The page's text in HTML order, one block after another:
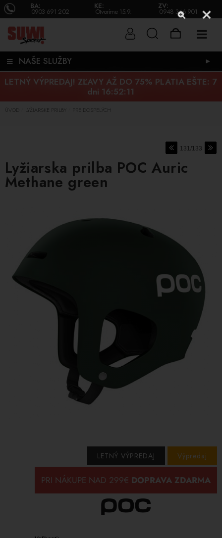
BA:
0903 691 202
KE:
Otvoríme 15.9.
ZV:
0948 346 901
NAŠE SLUŽBY ►
LETNÝ VÝPREDAJ! ZĽAVY AŽ DO 75% PLATIA EŠTE: 7
dni 16:52:10
ÚVOD LYŽIARSKE PRILBY PRE DOSPELÝCH
131/133
Lyžiarska prilba POC Auric
Methane green
Výpredaj
LETNÝ VÝPREDAJ